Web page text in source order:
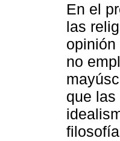
En el
las
no
que